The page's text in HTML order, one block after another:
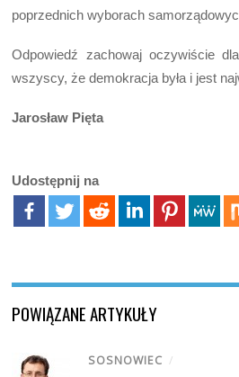
poprzednich wyborach
Odpowiedź zachowaj oczywiście
wszyscy, że demokracja była i jest
Jarosław Pięta
Udostępnij na
POWIĄZANE ARTYKUŁY
SOSNOWIEC /